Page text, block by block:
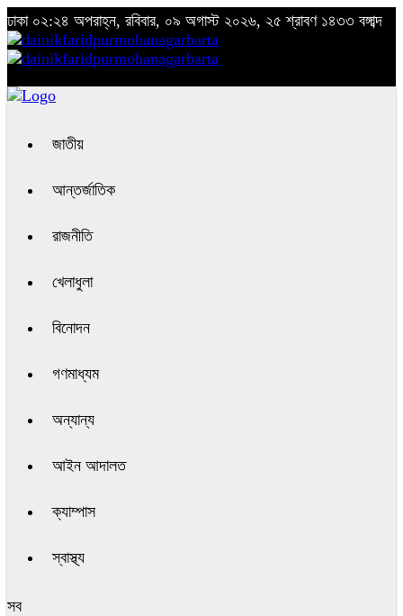
ঢাকা ০২:২৪ অপরাহ্ন, রবিবার, ০৯ অগাস্ট ২০২৬, ২৫ শ্রাবণ ১৪৩৩ বঙ্গাব্দ
জাতীয়
আন্তর্জাতিক
রাজনীতি
খেলাধুলা
বিনোদন
গণমাধ্যম
অন্যান্য
আইন আদালত
ক্যাম্পাস
স্বাস্থ্য
সব